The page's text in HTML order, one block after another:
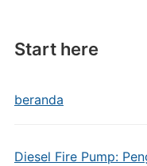
Start here
beranda
Diesel Fire Pump: